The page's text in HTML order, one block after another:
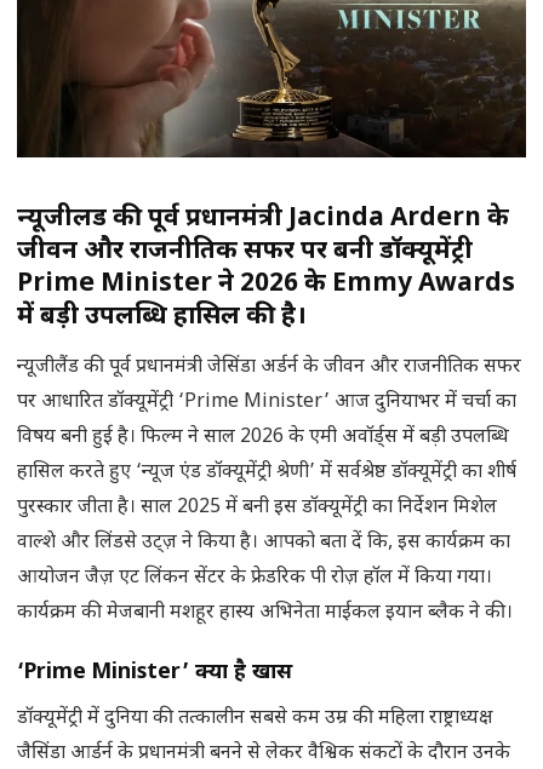
न्यूजीलैंड की पूर्व प्रधानमंत्री Jacinda Ardern के
जीवन और राजनीतिक सफर पर बनी डॉक्यूमेंट्री
Prime Minister ने 2026 के Emmy Awards
में बड़ी उपलब्धि हासिल की है।
न्यूजीलैंड की पूर्व प्रधानमंत्री जेसिंडा अर्डर्न के जीवन और राजनीतिक सफर
पर आधारित डॉक्यूमेंट्री ‘Prime Minister’ आज दुनियाभर में चर्चा का
विषय बनी हुई है। फिल्म ने साल 2026 के एमी अवॉर्ड्स में बड़ी उपलब्धि
हासिल करते हुए ‘न्यूज एंड डॉक्यूमेंट्री श्रेणी’ में सर्वश्रेष्ठ डॉक्यूमेंट्री का शीर्ष
पुरस्कार जीता है। साल 2025 में बनी इस डॉक्यूमेंट्री का निर्देशन मिशेल
वाल्शे और लिंडसे उट्ज़ ने किया है। आपको बता दें कि, इस कार्यक्रम का
आयोजन जैज़ एट लिंकन सेंटर के फ्रेडरिक पी रोज़ हॉल में किया गया।
कार्यक्रम की मेजबानी मशहूर हास्य अभिनेता माईकल इयान ब्लैक ने की।
‘Prime Minister’ क्यों है खास
डॉक्यूमेंट्री में दुनिया की तत्कालीन सबसे कम उम्र की महिला राष्ट्राध्यक्ष
जैसिंडा आर्डर्न के प्रधानमंत्री बनने से लेकर वैश्विक संकटों के दौरान उनके